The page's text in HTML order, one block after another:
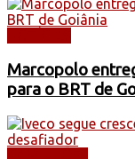
Marcopolo
para o BRT de